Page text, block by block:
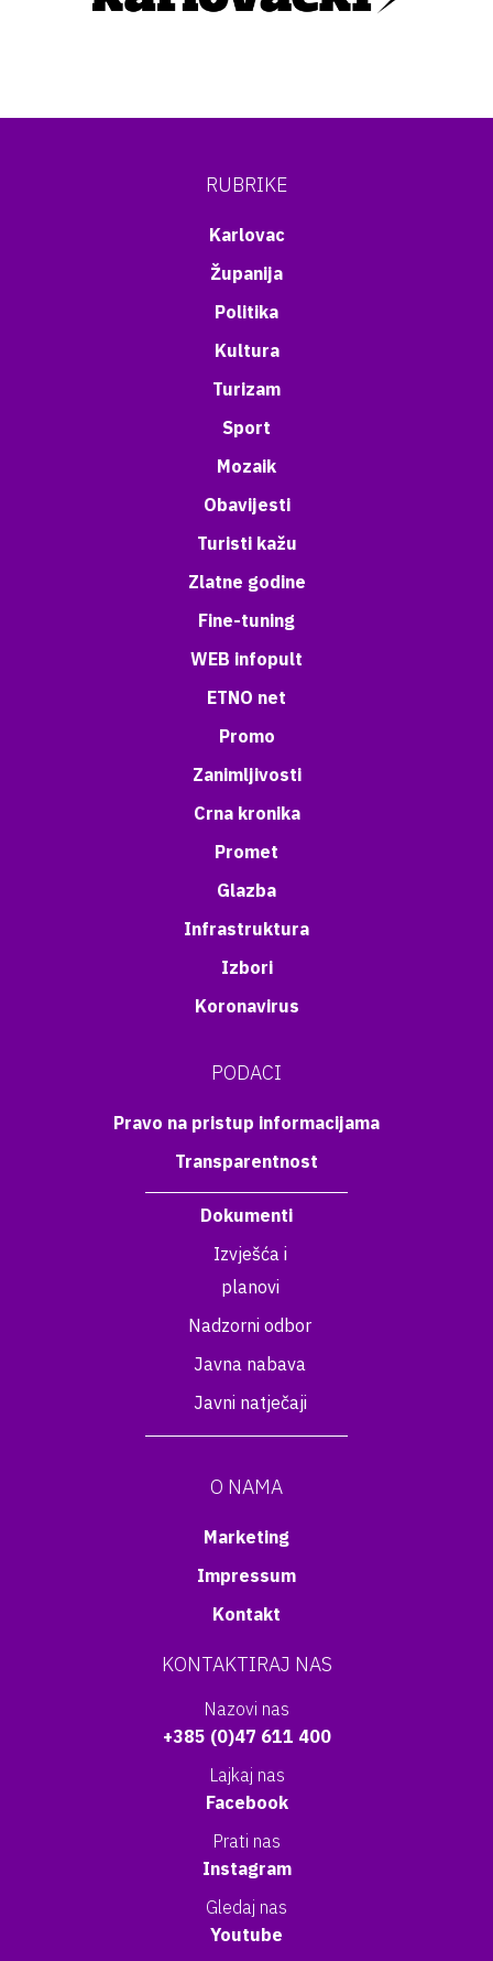
RUBRIKE
Karlovac
Županija
Politika
Kultura
Turizam
Sport
Mozaik
Obavijesti
Turisti kažu
Zlatne godine
Fine-tuning
WEB infopult
ETNO net
Promo
Zanimljivosti
Crna kronika
Promet
Glazba
Infrastruktura
Izbori
Koronavirus
PODACI
Pravo na pristup informacijama
Transparentnost
Dokumenti
Izvješća i
planovi
Nadzorni odbor
Javna nabava
Javni natječaji
O NAMA
Marketing
Impressum
Kontakt
KONTAKTIRAJ NAS
Nazovi nas
+385 (0)47 611 400
Lajkaj nas
Facebook
Prati nas
Instagram
Gledaj nas
Youtube